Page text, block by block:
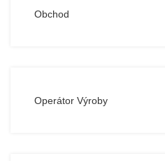
Obchod
Operátor Výroby